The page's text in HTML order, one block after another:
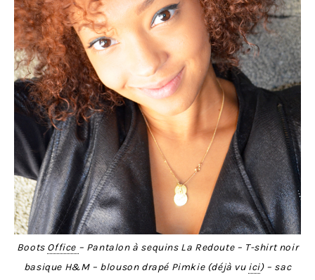
Boots Office – Pantalon à sequins La Redoute – T-shirt noir
basique H&M – blouson drapé Pimkie (déjà vu ici) – sac